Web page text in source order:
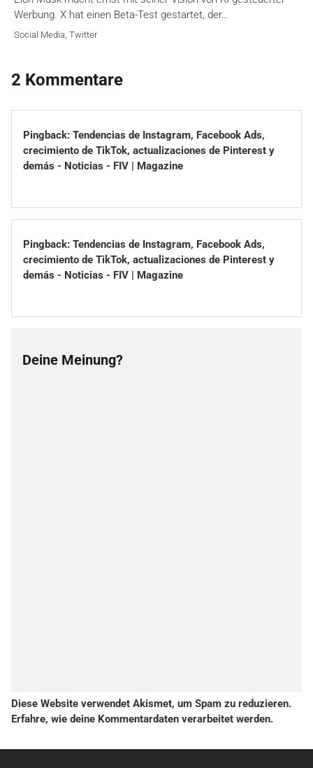
Werbung. X hat einen Beta-Test gestartet, der…
Social Media Twitter
2 Kommentare
Pingback: Tendencias de Instagram, Facebook Ads,
crecimiento de TikTok, actualizaciones de Pinterest y
demás - Noticias - FIV | Magazine
Pingback: Tendencias de Instagram, Facebook Ads,
crecimiento de TikTok, actualizaciones de Pinterest y
demás - Noticias - FIV | Magazine
Deine Meinung?
Diese Website verwendet Akismet, um Spam zu reduzieren.
Erfahre, wie deine Kommentardaten verarbeitet werden.